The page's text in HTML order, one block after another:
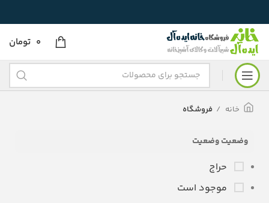
0 تومان
خانه فروشگاه
وضعیت وضعیت
حراج
موجود است